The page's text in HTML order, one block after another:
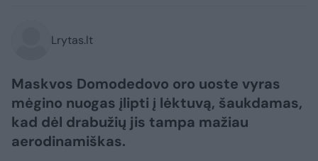
Lrytas.lt
Maskvos Domodedovo oro uoste vyras
mėgino nuogas įlipti į lėktuvą, šaukdamas,
kad dėl drabužių jis tampa mažiau
aerodinamiškas.